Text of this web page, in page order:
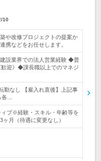
10
や改修プロジェクトの提案か
携などをお任せします。
設業界での法人営業経験 ◆普
迎》◆課長職以上でのマネジ
勤なし 【雇入れ直後】上記事
各…
ィブ※経験・スキル・年齢等を
月（待遇に変更なし）